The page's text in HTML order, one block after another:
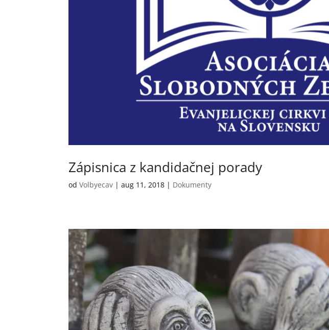
Zápisnica z kandidačnej porady
odVolbyecav |aug 11, 2018 | Dokumenty